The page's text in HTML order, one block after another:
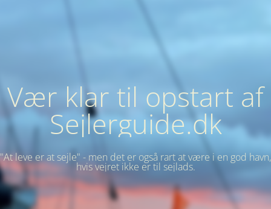
Vær klar til opstart af
Sejlerguide.dk
"At leve er at sejle" - men det er også rart at være i en god havn,
hvis vejret ikke er til sejlads.